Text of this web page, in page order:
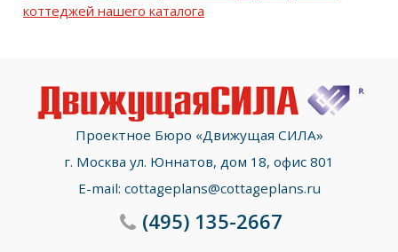
коттеджей нашего каталога
Проектное Бюро «Движущая СИЛА»
г. Москва ул. Юннатов, дом 18, офис 801
E-mail: cottageplans@cottageplans.ru
(495)135-2667